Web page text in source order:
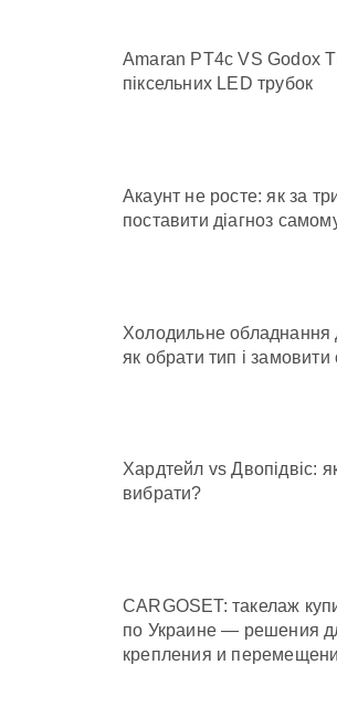
Amaran PT4c VS Godox
піксельних LED трубок
Акаунт не росте: як за
поставити діагноз
Холодильне обладнання
як обрати тип і замовити
Хардтейл vs Двопідвіс:
вибрати?
CARGOSET: такелаж
по Украине — решения
крепления и